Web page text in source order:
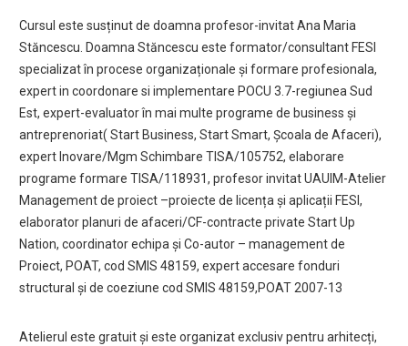
Cursul este susținut de doamna profesor-invitat Ana Maria
Stăncescu. Doamna Stăncescu este formator/consultant FESI
specializat în procese organizaționale și formare profesionala,
expert in coordonare si implementare POCU 3.7-regiunea Sud
Est, expert-evaluator în mai multe programe de business și
antreprenoriat( Start Business, Start Smart, Școala de Afaceri),
expert Inovare/Mgm Schimbare TISA/105752, elaborare
programe formare TISA/118931, profesor invitat UAUIM-Atelier
Management de proiect –proiecte de licența și aplicații FESI,
elaborator planuri de afaceri/CF-contracte private Start Up
Nation, coordinator echipa și Co-autor – management de
Proiect, POAT, cod SMIS 48159, expert accesare fonduri
structural și de coeziune cod SMIS 48159,POAT 2007-13
Atelierul este gratuit și este organizat exclusiv pentru arhitecți,